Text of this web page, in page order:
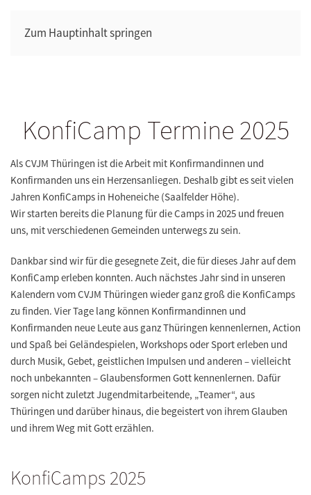
Zum Hauptinhalt springen
KonfiCamp Termine 2025
Als CVJM Thüringen ist die Arbeit mit Konfirmandinnen und
Konfirmanden uns ein Herzensanliegen. Deshalb gibt es seit vielen
Jahren KonfiCamps in Hoheneiche (Saalfelder Höhe).
Wir starten bereits die Planung für die Camps in 2025 und freuen
uns, mit verschiedenen Gemeinden unterwegs zu sein.
Dankbar sind wir für die gesegnete Zeit, die für dieses Jahr auf dem
KonfiCamp erleben konnten. Auch nächstes Jahr sind in unseren
Kalendern vom CVJM Thüringen wieder ganz groß die KonfiCamps
zu finden. Vier Tage lang können Konfirmandinnen und
Konfirmanden neue Leute aus ganz Thüringen kennenlernen, Action
und Spaß bei Geländespielen, Workshops oder Sport erleben und
durch Musik, Gebet, geistlichen Impulsen und anderen – vielleicht
noch unbekannten – Glaubensformen Gott kennenlernen. Dafür
sorgen nicht zuletzt Jugendmitarbeitende, „Teamer“, aus
Thüringen und darüber hinaus, die begeistert von ihrem Glauben
und ihrem Weg mit Gott erzählen.
KonfiCamps 2025